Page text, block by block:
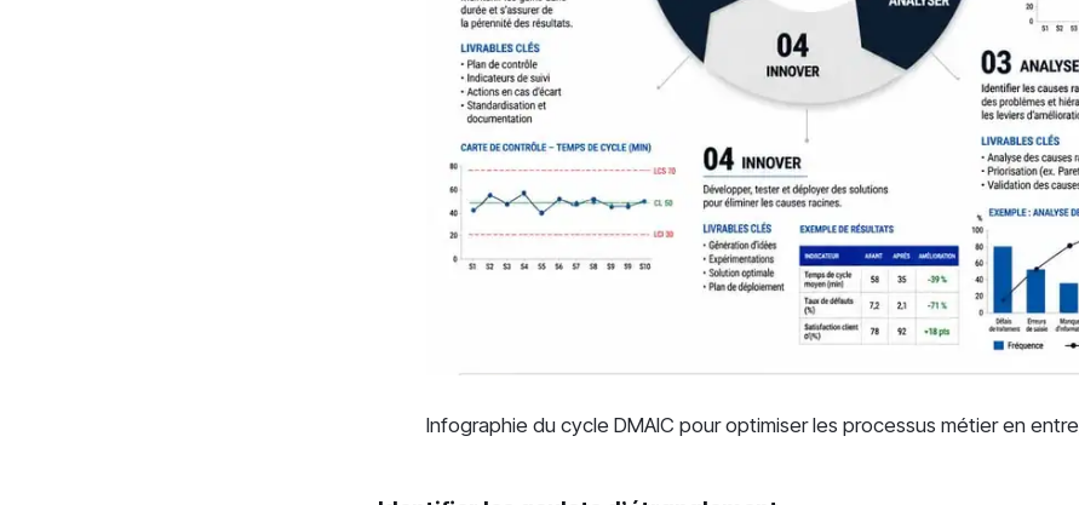
Infographie du cycle DMAIC pour optimiser les processus métier en